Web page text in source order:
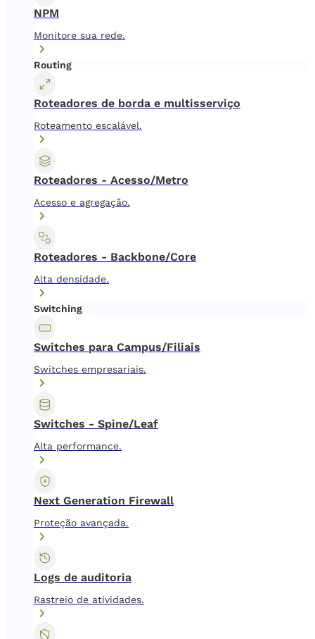
NPM
Monitore sua rede.
Routing
Roteadores de borda e multisserviço
Roteamento escalável.
Roteadores - Acesso/Metro
Acesso e agregação.
Roteadores - Backbone/Core
Alta densidade.
Switching
Switches para Campus/Filiais
Switches empresariais.
Switches - Spine/Leaf
Alta performance.
Next Generation Firewall
Proteção avançada.
Logs de auditoria
Rastreio de atividades.